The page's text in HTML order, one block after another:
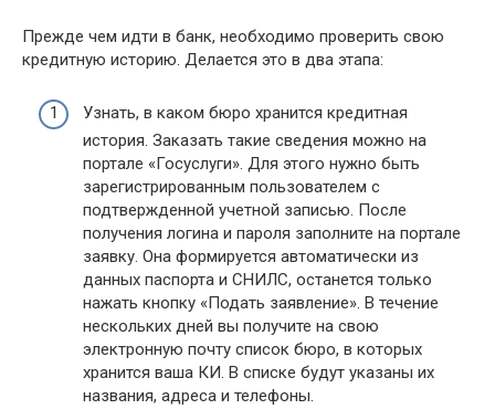
Прежде чем идти в банк, необходимо проверить свою
кредитную историю. Делается это в два этапа:
Узнать, в каком бюро хранится кредитная
история. Заказать такие сведения можно на
портале «Госуслуги». Для этого нужно быть
зарегистрированным пользователем с
подтвержденной учетной записью. После
получения логина и пароля заполните на портале
заявку. Она формируется автоматически из
данных паспорта и СНИЛС, останется только
нажать кнопку «Подать заявление». В течение
нескольких дней вы получите на свою
электронную почту список бюро, в которых
хранится ваша КИ. В списке будут указаны их
названия, адреса и телефоны.